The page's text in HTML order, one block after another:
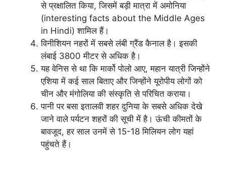
से प्रक्षालित किया, जिसमें बड़ी मात्रा में अमोनिया
(interesting facts about the Middle Ages
in Hindi) शामिल हैं।
विनीशियन नहरों में सबसे लंबी ग्रैंड कैनाल है। इसकी
लंबाई 3800 मीटर से अधिक है।
यह वेनिस से था कि मार्को पोलो आए, महान यात्री जिन्होंने
एशिया में कई साल बिताए और जिन्होंने यूरोपीय लोगों को
चीन और मंगोलिया की संस्कृति से परिचित कराया।
पानी पर बसा इतालवी शहर दुनिया के सबसे अधिक देखे
जाने वाले पर्यटन शहरों की सूची में है। ऊंची कीमतों के
बावजूद, हर साल उनमें से 15-18 मिलियन लोग यहां
पहुंचते हैं।